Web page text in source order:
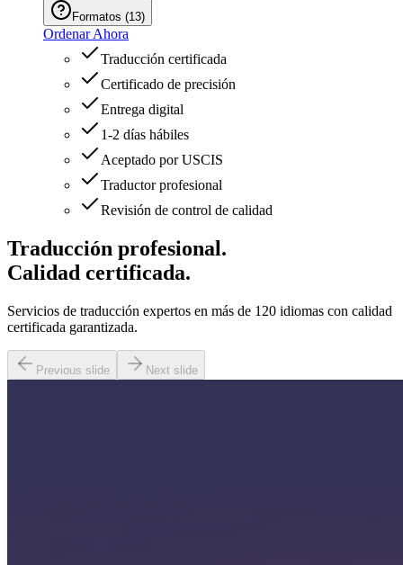
Formatos (13)
Ordenar Ahora
Traducción certificada
Certificado de precisión
Entrega digital
1-2 días hábiles
Aceptado por USCIS
Traductor profesional
Revisión de control de calidad
Traducción profesional.
Calidad certificada.
Servicios de traducción expertos en más de 120 idiomas con calidad
certificada garantizada.
Previous slide Next slide